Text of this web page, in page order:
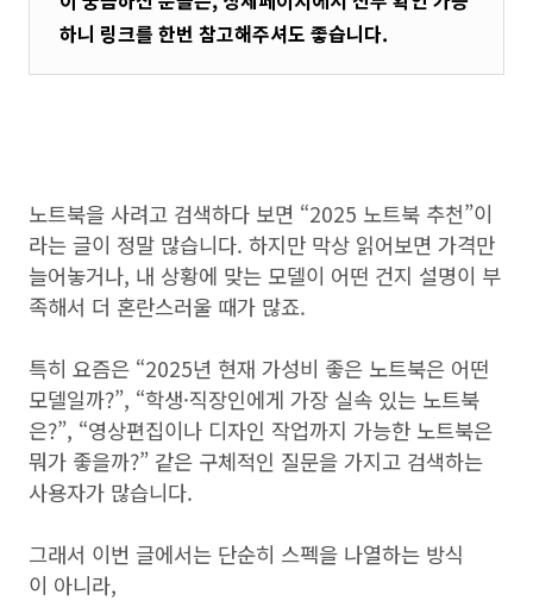
하니 링크를 한번 참고해주셔도 좋습니다.
노트북을 사려고 검색하다 보면 “2025 노트북 추천”이
라는 글이 정말 많습니다. 하지만 막상 읽어보면 가격만
늘어놓거나, 내 상황에 맞는 모델이 어떤 건지 설명이 부
족해서 더 혼란스러울 때가 많죠.
특히 요즘은 “2025년 현재 가성비 좋은 노트북은 어떤
모델일까?”, “학생·직장인에게 가장 실속 있는 노트북
은?”, “영상편집이나 디자인 작업까지 가능한 노트북은
뭐가 좋을까?” 같은 구체적인 질문을 가지고 검색하는
사용자가 많습니다.
그래서 이번 글에서는 단순히 스펙을 나열하는 방식
이 아니라,